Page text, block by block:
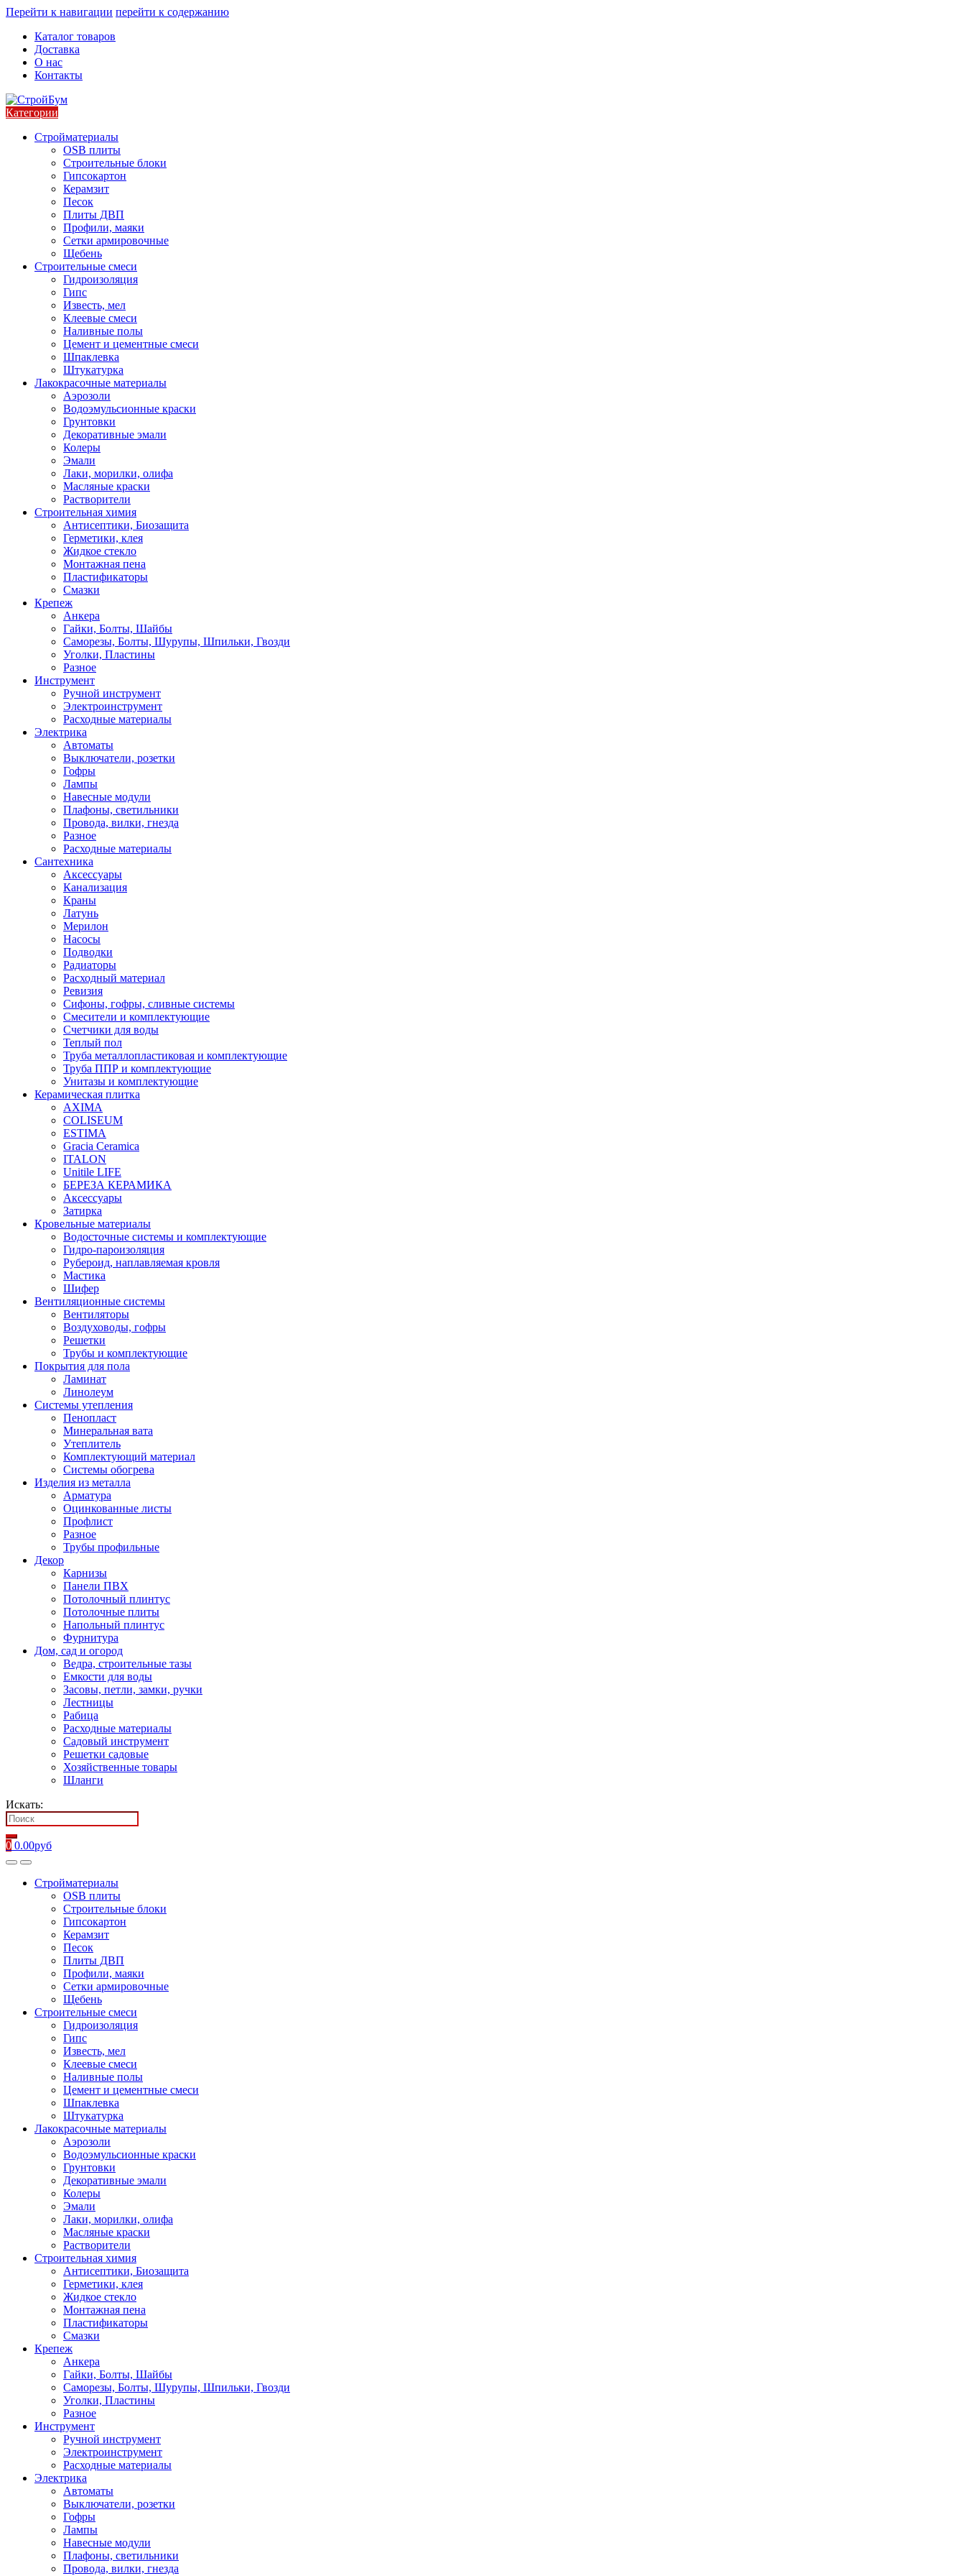
Перейти к навигации перейти к содержанию
Каталог товаров
Доставка
О нас
Контакты
Категории
Стройматериалы
OSB плиты
Строительные блоки
Гипсокартон
Керамзит
Песок
Плиты ДВП
Профили, маяки
Сетки армировочные
Щебень
Строительные смеси
Гидроизоляция
Гипс
Известь, мел
Клеевые смеси
Наливные полы
Цемент и цементные смеси
Шпаклевка
Штукатурка
Лакокрасочные материалы
Аэрозоли
Водоэмульсионные краски
Грунтовки
Декоративные эмали
Колеры
Эмали
Лаки, морилки, олифа
Масляные краски
Растворители
Строительная химия
Антисептики, Биозащита
Герметики, клея
Жидкое стекло
Монтажная пена
Пластификаторы
Смазки
Крепеж
Анкера
Гайки, Болты, Шайбы
Саморезы, Болты, Шурупы, Шпильки, Гвозди
Уголки, Пластины
Разное
Инструмент
Ручной инструмент
Электроинструмент
Расходные материалы
Электрика
Автоматы
Выключатели, розетки
Гофры
Лампы
Навесные модули
Плафоны, светильники
Провода, вилки, гнезда
Разное
Расходные материалы
Сантехника
Аксессуары
Канализация
Краны
Латунь
Мерилон
Насосы
Подводки
Радиаторы
Расходный материал
Ревизия
Сифоны, гофры, сливные системы
Смесители и комплектующие
Счетчики для воды
Теплый пол
Труба металлопластиковая и комплектующие
Труба ППР и комплектующие
Унитазы и комплектующие
Керамическая плитка
AXIMA
COLISEUM
ESTIMA
Gracia Ceramica
ITALON
Unitile LIFE
БЕРЕЗА КЕРАМИКА
Аксессуары
Затирка
Кровельные материалы
Водосточные системы и комплектующие
Гидро-пароизоляция
Рубероид, наплавляемая кровля
Мастика
Шифер
Вентиляционные системы
Вентиляторы
Воздуховоды, гофры
Решетки
Трубы и комплектующие
Покрытия для пола
Ламинат
Линолеум
Системы утепления
Пенопласт
Минеральная вата
Утеплитель
Комплектующий материал
Системы обогрева
Изделия из металла
Арматура
Оцинкованные листы
Профлист
Разное
Трубы профильные
Декор
Карнизы
Панели ПВХ
Потолочный плинтус
Потолочные плиты
Напольный плинтус
Фурнитура
Дом, сад и огород
Ведра, строительные тазы
Емкости для воды
Засовы, петли, замки, ручки
Лестницы
Рабица
Расходные материалы
Садовый инструмент
Решетки садовые
Хозяйственные товары
Шланги
Искать:
0 0.00руб
Стройматериалы
OSB плиты
Строительные блоки
Гипсокартон
Керамзит
Песок
Плиты ДВП
Профили, маяки
Сетки армировочные
Щебень
Строительные смеси
Гидроизоляция
Гипс
Известь, мел
Клеевые смеси
Наливные полы
Цемент и цементные смеси
Шпаклевка
Штукатурка
Лакокрасочные материалы
Аэрозоли
Водоэмульсионные краски
Грунтовки
Декоративные эмали
Колеры
Эмали
Лаки, морилки, олифа
Масляные краски
Растворители
Строительная химия
Антисептики, Биозащита
Герметики, клея
Жидкое стекло
Монтажная пена
Пластификаторы
Смазки
Крепеж
Анкера
Гайки, Болты, Шайбы
Саморезы, Болты, Шурупы, Шпильки, Гвозди
Уголки, Пластины
Разное
Инструмент
Ручной инструмент
Электроинструмент
Расходные материалы
Электрика
Автоматы
Выключатели, розетки
Гофры
Лампы
Навесные модули
Плафоны, светильники
Провода, вилки, гнезда